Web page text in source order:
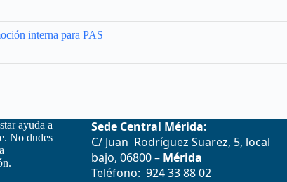
interna para PAS
ayuda a
No dudes
Sede Central Mérida:
C/ Juan Rodríguez Suarez, 5, local
bajo, 06800 – Mérida
Teléfono: 924 33 88 02